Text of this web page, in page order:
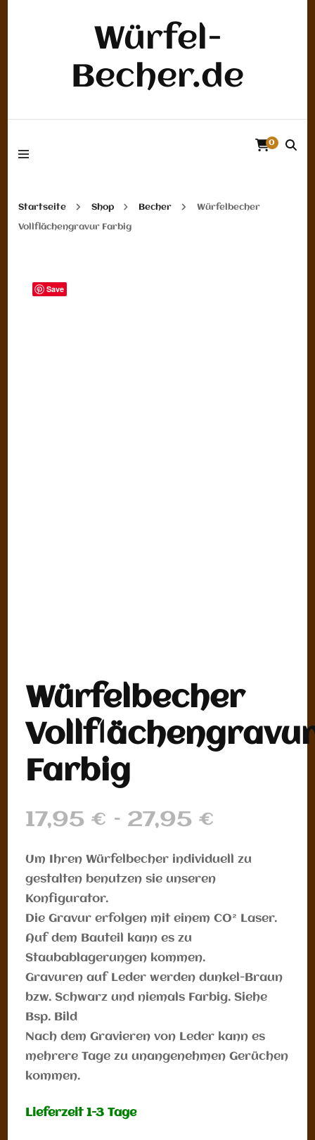
Würfel-
Becher.de
0
Startseite Shop Becher Würfelbecher
Vollflächengravur Farbig
Save
Würfelbecher
Farbig
17,95 € – 27,95 €
17,95 €
bis
27,95 €
Um Ihren Würfelbecher individuell zu
gestalten benutzen sie unseren
Konfigurator.
Die Gravur erfolgen mit einem CO² Laser.
Auf dem Bauteil kann es zu
Staubablagerungen kommen.
Gravuren auf Leder werden dunkel-Braun
bzw. Schwarz und niemals Farbig. Siehe
Bsp. Bild
Nach dem Gravieren von Leder kann es
mehrere Tage zu unangenehmen Gerüchen
kommen.
Lieferzeit 1-3 Tage